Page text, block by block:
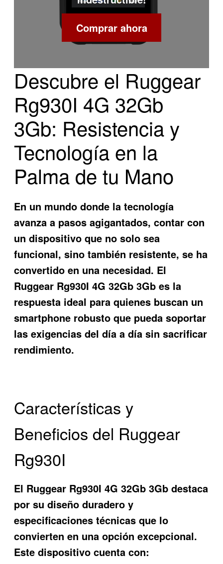
Comprar ahora
Descubre el Ruggear
Rg930I 4G 32Gb
3Gb: Resistencia y
Tecnología en la
Palma de tu Mano
En un mundo donde la tecnología
avanza a pasos agigantados, contar con
un dispositivo que no solo sea
funcional, sino también resistente, se ha
convertido en una necesidad. El
Ruggear Rg930I 4G 32Gb 3Gb es la
respuesta ideal para quienes buscan un
smartphone robusto que pueda soportar
las exigencias del día a día sin sacrificar
rendimiento.
Características y
Beneficios del Ruggear
Rg930I
El Ruggear Rg930I 4G 32Gb 3Gb destaca
por su diseño duradero y
especificaciones técnicas que lo
convierten en una opción excepcional.
Este dispositivo cuenta con: